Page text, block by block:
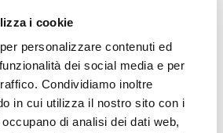
i cookie
personalizzare contenuti ed
dei social media e per
Condividiamo inoltre
in cui utilizza il nostro sito con i
di analisi dei dati web,